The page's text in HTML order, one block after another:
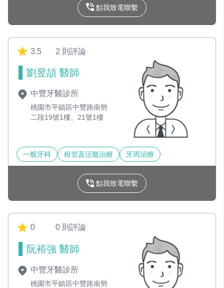
點我致電聯繫
3.5 2 則評論
劉昱頡 醫師
中豐牙醫診所
桃園市平鎮區中豐路南勢
二段19號1樓、21號1樓
一般牙科 根管及活髓治療 牙周治療
點我致電聯繫
0 0 則評論
阮裕強 醫師
中豐牙醫診所
桃園市平鎮區中豐路南勢